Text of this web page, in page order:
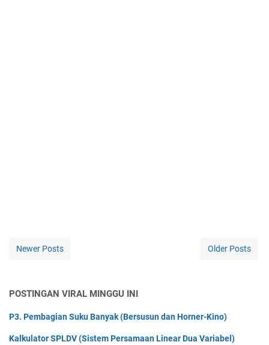
Newer Posts Older Posts
POSTINGAN VIRAL MINGGU INI
P3. Pembagian Suku Banyak (Bersusun dan Horner-Kino)
Kalkulator SPLDV (Sistem Persamaan Linear Dua Variabel)